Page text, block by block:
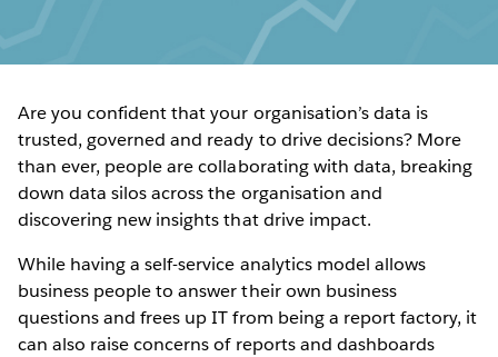
Are you confident that your organisation’s data is
trusted, governed and ready to drive decisions? More
than ever, people are collaborating with data, breaking
down data silos across the organisation and
discovering new insights that drive impact.
While having a self-service analytics model allows
business people to answer their own business
questions and frees up IT from being a report factory, it
can also raise concerns of reports and dashboards